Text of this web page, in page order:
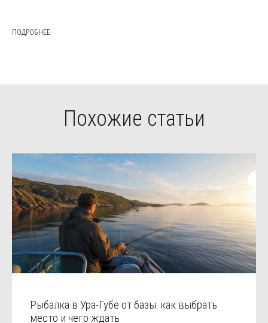
ПОДРОБНЕЕ
Похожие статьи
Рыбалка в Ура-Губе от базы: как выбрать
место и чего ждать